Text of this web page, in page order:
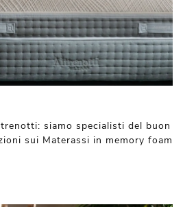
siamo specialisti del buon
sui Materassi in memory foam